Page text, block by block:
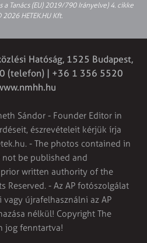
a Tanács (EU) 2019/790 Irányelve) 4. cikke
HETEK.HU Kft.
Hatóság, 1525 Budapest,
(telefon) | +36 1 356 5520
Sándor - Founder Editor in
észrevételeit kérjük írja
. - The photos contained in
not be published and
written authority of the
Reserved. - Az AP fotószolgálat
újrafelhasználni az AP
nélkül! Copyright The
jog fenntartva!